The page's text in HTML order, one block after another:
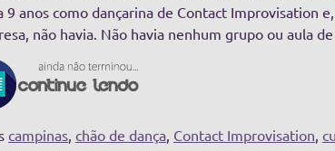
9 anos como dançarina de Contact Improvisation
não havia. Não havia nenhum grupo ou aula
campinas, chão de dança, Contact Improvisation,